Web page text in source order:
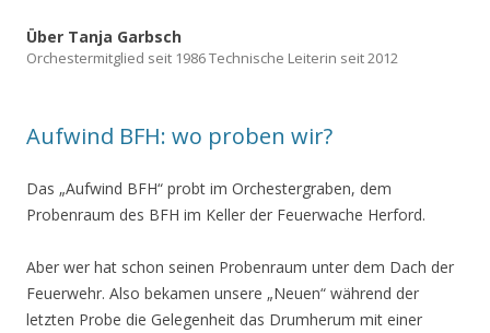
Über Tanja Garbsch
Orchestermitglied seit 1986 Technische Leiterin seit 2012
Aufwind BFH: wo proben wir?
Das „Aufwind BFH“ probt im Orchestergraben, dem
Probenraum des BFH im Keller der Feuerwache Herford.
Aber wer hat schon seinen Probenraum unter dem Dach der
Feuerwehr. Also bekamen unsere „Neuen“ während der
letzten Probe die Gelegenheit das Drumherum mit einer